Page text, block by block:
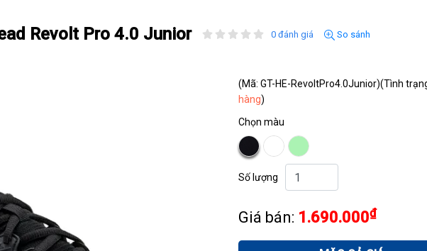
Revolt Pro 4.0 Junior 0 đánh giá So sánh
(Mã: GT-HE-RevoltPro4.0Junior)(Tình
hàng)
Chọn màu
Số lượng
Giá bán: 1.690.000₫